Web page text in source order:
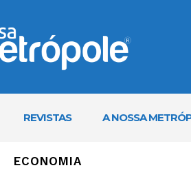
REVISTAS A NOSSA
ECONOMIA